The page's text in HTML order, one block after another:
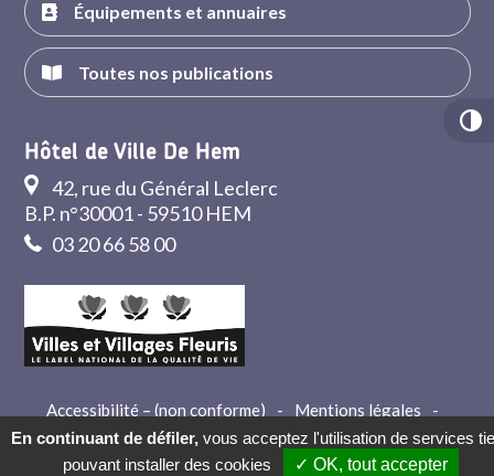
Équipements et annuaires
Toutes nos publications
Hôtel de Ville De Hem
42, rue du Général Leclerc
B.P. n°30001 - 59510 HEM
03 20 66 58 00
Accessibilité – (non conforme) - Mentions légales
-
Crédits
- Contact
En continuant de défiler, vous acceptez l'utilisation de services
pouvant installer des cookies
✓ OK, tout accepter